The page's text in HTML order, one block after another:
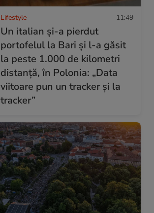
Lifestyle 11:49
Un italian și-a pierdut
portofelul la Bari și l-a găsit
la peste 1.000 de kilometri
distanță, în Polonia: „Data
viitoare pun un tracker și la
tracker”